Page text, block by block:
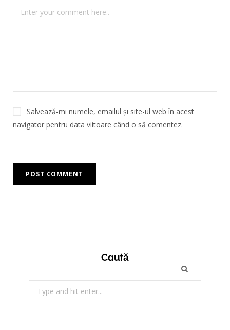
Salvează-mi numele, emailul și site-ul web în acest
navigator pentru data viitoare când o să comentez.
Caută